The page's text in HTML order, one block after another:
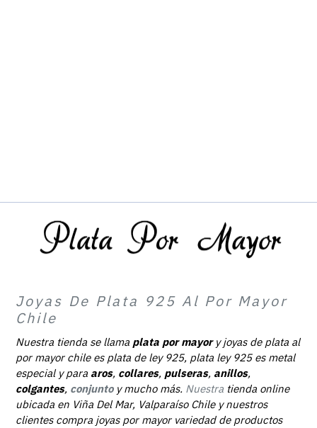
Joyas De Plata 925 Al Por Mayor
Chile
Nuestra tienda se llama plata por mayory joyas de plata al
por mayor chile es plata de ley 925, plata ley 925 es metal
especial y para aros, collares, pulseras, anillos,
colgantes, conjunto y mucho más. Nuestra tienda online
ubicada en Viña Del Mar, Valparaíso Chile y nuestros
clientes compra joyas por mayor variedad de productos